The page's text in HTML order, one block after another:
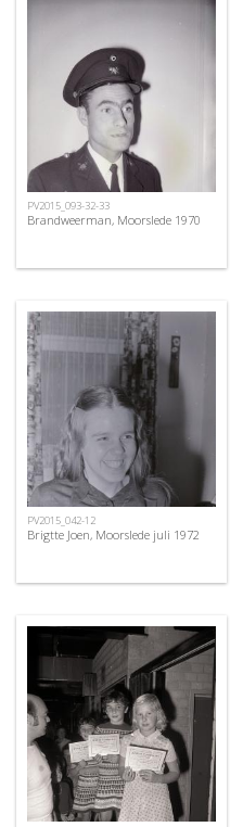
PV2015_093-32-33
Brandweerman, Moorslede 1970
PV2015_042-12
Brigtte Joen, Moorslede juli 1972